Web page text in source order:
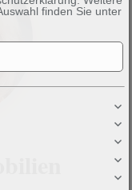
finden Sie unter